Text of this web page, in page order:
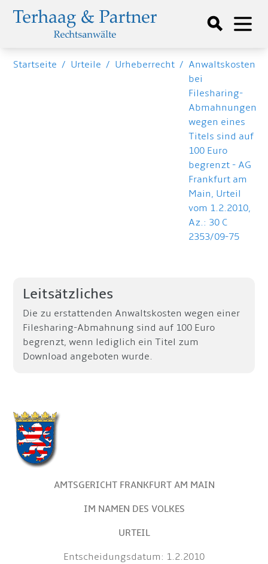
Startseite / Urteile / Urheberrecht / Anwaltskosten
bei
Filesharing-
Abmahnungen
wegen eines
Titels sind auf
100 Euro
begrenzt - AG
Frankfurt am
Main, Urteil
vom 1.2.2010,
Az.: 30 C
2353/09-75
Leitsätzliches
Die zu erstattenden Anwaltskosten wegen einer
Filesharing-Abmahnung sind auf 100 Euro
begrenzt, wenn lediglich ein Titel zum
Download angeboten wurde.
AMTSGERICHT FRANKFURT AM MAIN
IM NAMEN DES VOLKES
URTEIL
Entscheidungsdatum: 1.2.2010